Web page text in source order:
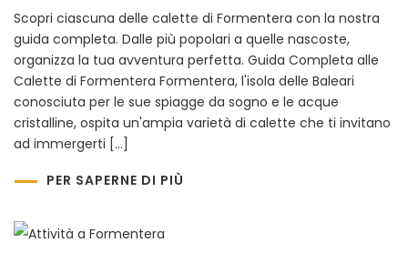
Scopri ciascuna delle calette di Formentera con la nostra
guida completa. Dalle più popolari a quelle nascoste,
organizza la tua avventura perfetta. Guida Completa alle
Calette di Formentera Formentera, l'isola delle Baleari
conosciuta per le sue spiagge da sogno e le acque
cristalline, ospita un'ampia varietà di calette che ti invitano
ad immergerti […]
PER SAPERNE DI PIÙ